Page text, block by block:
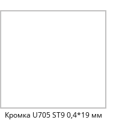
Кромка U705 ST9 0,4*19 мм